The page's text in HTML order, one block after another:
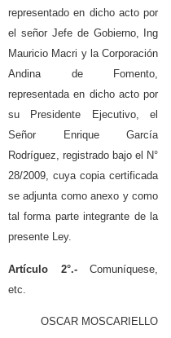
representado en dicho acto por
el señor Jefe de Gobierno, Ing
Mauricio Macri y la Corporación
Andina de Fomento,
representada en dicho acto por
su Presidente Ejecutivo, el
Señor Enrique García
Rodríguez, registrado bajo el N°
28/2009, cuya copia certificada
se adjunta como anexo y como
tal forma parte integrante de la
presente Ley.
Artículo 2°.-Comuníquese,
etc.
OSCAR MOSCARIELLO